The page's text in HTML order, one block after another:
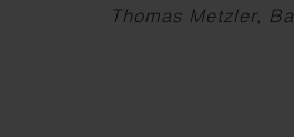
Thomas Metzler,